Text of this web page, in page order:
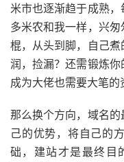
米市也逐渐趋于成熟
多米农和我一样，兴
棍，从头到脚，自己
润，捡漏？还需锻炼
成为大佬也需要大笔的
那么换个方向，域名
己的优势，将自己的
础，建站才是最终目